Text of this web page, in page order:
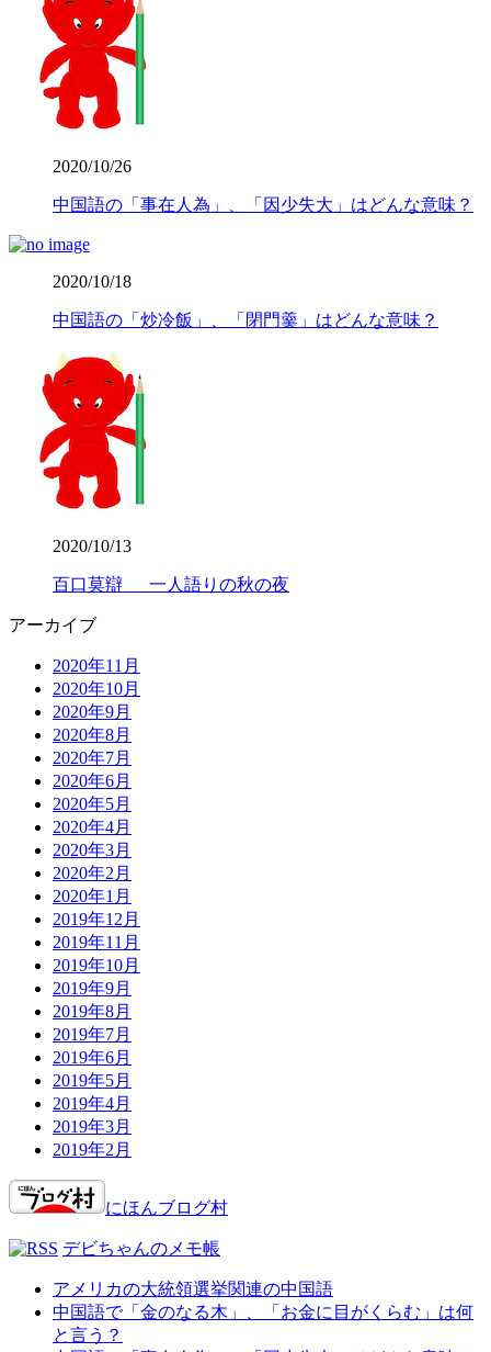
2020/10/26
中国語の「事在人為」、「因少失大」はどんな意味？
2020/10/18
中国語の「炒冷飯」、「閉門羹」はどんな意味？
2020/10/13
百口莫辯 一人語りの秋の夜
アーカイブ
2020年11月
2020年10月
2020年9月
2020年8月
2020年7月
2020年6月
2020年5月
2020年4月
2020年3月
2020年2月
2020年1月
2019年12月
2019年11月
2019年10月
2019年9月
2019年8月
2019年7月
2019年6月
2019年5月
2019年4月
2019年3月
2019年2月
にほんブログ村
デビちゃんのメモ帳
アメリカの大統領選挙関連の中国語
中国語で「金のなる木」、「お金に目がくらむ」は何
と言う？